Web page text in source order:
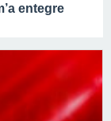
entegre